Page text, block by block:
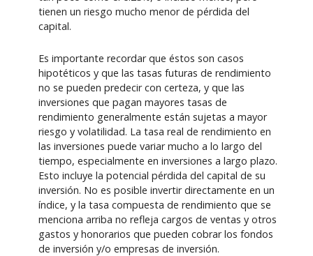
tienen un riesgo mucho menor de pérdida del
capital.
Es importante recordar que éstos son casos
hipotéticos y que las tasas futuras de rendimiento
no se pueden predecir con certeza, y que las
inversiones que pagan mayores tasas de
rendimiento generalmente están sujetas a mayor
riesgo y volatilidad. La tasa real de rendimiento en
las inversiones puede variar mucho a lo largo del
tiempo, especialmente en inversiones a largo plazo.
Esto incluye la potencial pérdida del capital de su
inversión. No es posible invertir directamente en un
índice, y la tasa compuesta de rendimiento que se
menciona arriba no refleja cargos de ventas y otros
gastos y honorarios que pueden cobrar los fondos
de inversión y/o empresas de inversión.